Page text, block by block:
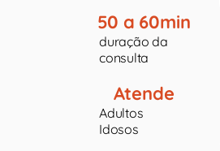
50 a 60min
duração da
consulta
Atende
Adultos
Idosos